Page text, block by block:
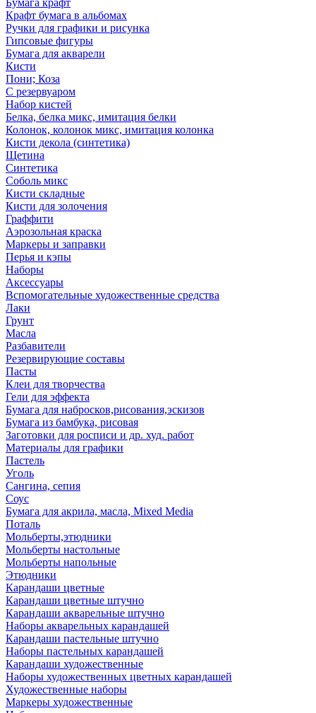
Бумага крафт
Крафт бумага в альбомах
Ручки для графики и рисунка
Гипсовые фигуры
Бумага для акварели
Кисти
Пони; Коза
С резервуаром
Набор кистей
Белка, белка микс, имитация белки
Колонок, колонок микс, имитация колонка
Кисти декола (синтетика)
Щетина
Синтетика
Соболь микс
Кисти складные
Кисти для золочения
Граффити
Аэрозольная краска
Маркеры и заправки
Перья и кэпы
Наборы
Аксессуары
Вспомогательные художественные средства
Лаки
Грунт
Масла
Разбавители
Резервирующие составы
Пасты
Клеи для творчества
Гели для эффекта
Бумага для набросков,рисования,эскизов
Бумага из бамбука, рисовая
Заготовки для росписи и др. худ. работ
Материалы для графики
Пастель
Уголь
Сангина, сепия
Соус
Бумага для акрила, масла, Mixed Media
Поталь
Мольберты,этюдники
Мольберты настольные
Мольберты напольные
Этюдники
Карандаши цветные
Карандаши цветные штучно
Карандаши акварельные штучно
Наборы акварельных карандашей
Карандаши пастельные штучно
Наборы пастельных карандашей
Карандаши художественные
Наборы художественных цветных карандашей
Художественные наборы
Маркеры художественные